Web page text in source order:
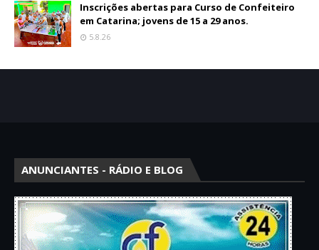
Inscrições abertas para Curso de Confeiteiro
em Catarina; jovens de 15 a 29 anos.
5.8.26
ANUNCIANTES - RÁDIO E BLOG